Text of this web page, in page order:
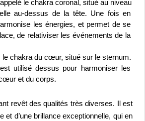
le chakra coronal, situé au niveau
au-dessus de la tête. Une fois en
les énergies, et permet de se
de relativiser les événements de la
le chakra du cœur, situé sur le sternum.
utilisé dessus pour harmoniser les
et du corps.
revêt des qualités très diverses. Il est
et d’une brillance exceptionnelle, qui en